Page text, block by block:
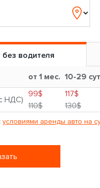
без водителя
от 1 мес. 10-29
НДС)
99$
110$
117$
130$
условиями аренды авто на